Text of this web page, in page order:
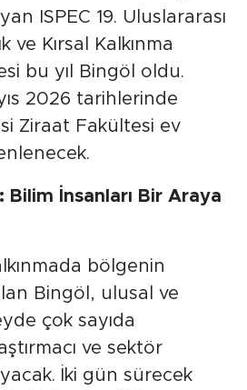
ISPEC 19. Uluslararası
ve Kırsal Kalkınma
bu yıl Bingöl oldu.
2026 tarihlerinde
Ziraat Fakültesi ev
Bilim İnsanları Bir Araya
bölgenin
Bingöl, ulusal ve
çok sayıda
ve sektör
İki gün sürecek